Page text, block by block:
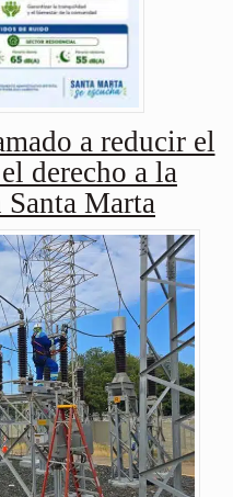
a reducir el
derecho a la
Marta